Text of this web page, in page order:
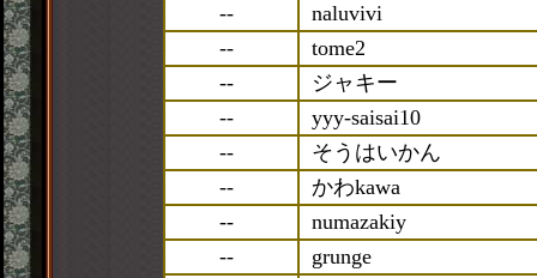
--
naluvivi
--
tome2
--
ジャキー
--
yyy-saisai10
--
そうはいかん
--
かわkawa
--
numazakiy
--
grunge